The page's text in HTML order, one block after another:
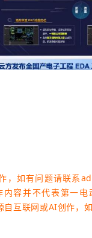
，如有问题请联系
容并不代表第一电
自互联网或AI创作，